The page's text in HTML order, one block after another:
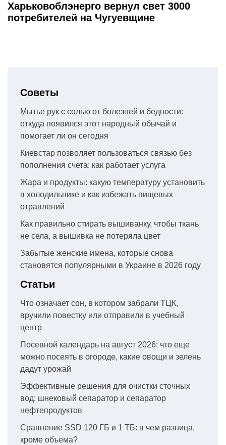
Харьковоблэнерго вернул свет 3000
потребителей на Чугуевщине
Советы
Мытье рук с солью от болезней и бедности:
откуда появился этот народный обычай и
помогает ли он сегодня
Киевстар позволяет пользоваться связью без
пополнения счета: как работает услуга
Жара и продукты: какую температуру установить
в холодильнике и как избежать пищевых
отравлений
Как правильно стирать вышиванку, чтобы ткань
не села, а вышивка не потеряла цвет
Забытые женские имена, которые снова
становятся популярными в Украине в 2026 году
Статьи
Что означает сон, в котором забрали ТЦК,
вручили повестку или отправили в учебный
центр
Посевной календарь на август 2026: что еще
можно посеять в огороде, какие овощи и зелень
дадут урожай
Эффективные решения для очистки сточных
вод: шнековый сепаратор и сепаратор
нефтепродуктов
Сравнение SSD 120 ГБ и 1 ТБ: в чем разница,
кроме объема?